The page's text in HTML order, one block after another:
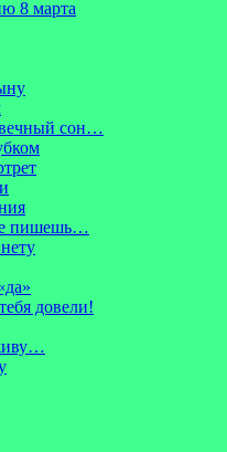
8 марта
сон…
пишешь…
довели!